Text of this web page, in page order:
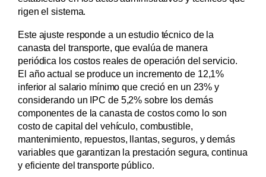
rigen el sistema.
Este ajuste responde a un estudio técnico de la
canasta del transporte, que evalúa de manera
periódica los costos reales de operación del servicio.
El año actual se produce un incremento de 12,1%
inferior al salario mínimo que creció en un 23% y
considerando un IPC de 5,2% sobre los demás
componentes de la canasta de costos como lo son
costo de capital del vehículo, combustible,
mantenimiento, repuestos, llantas, seguros, y demás
variables que garantizan la prestación segura, continua
y eficiente del transporte público.